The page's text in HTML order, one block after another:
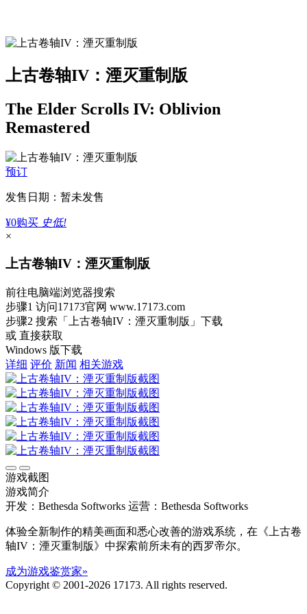
上古卷轴IV：湮灭重制版
The Elder Scrolls IV: Oblivion
Remastered
预订
发售日期：暂未发售
¥0购买 史低!
×
上古卷轴IV：湮灭重制版
前往电脑端浏览器搜索
步骤1 访问17173官网 www.17173.com
步骤2 搜索 「上古卷轴IV：湮灭重制版」 下载
或 直接获取
Windows 版下载
详细 评价 新闻 相关游戏
游戏截图
游戏简介
开发：Bethesda Softworks 运营：Bethesda Softworks
体验全新制作的精美画面和悉心改善的游戏系统，在《上古卷
轴IV：湮灭重制版》中探索前所未有的西罗帝尔。
成为游戏鉴赏家»
Copyright © 2001-2026 17173. All rights reserved.